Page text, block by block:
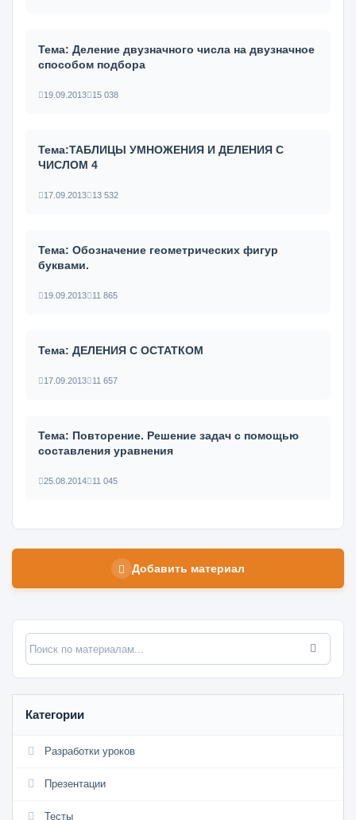
Тема: Деление двузначного числа на двузначное
способом подбора
19.09.2013 15 038
Тема:ТАБЛИЦЫ УМНОЖЕНИЯ И ДЕЛЕНИЯ С
ЧИСЛОМ 4
17.09.2013 13 532
Тема: Обозначение геометрических фигур
буквами.
19.09.2013 11 865
Тема: ДЕЛЕНИЯ С ОСТАТКОМ
17.09.2013 11 657
Тема: Повторение. Решение задач с помощью
составления уравнения
25.08.2014 11 045
Добавить материал
Категории
Разработки уроков
Презентации
Тесты